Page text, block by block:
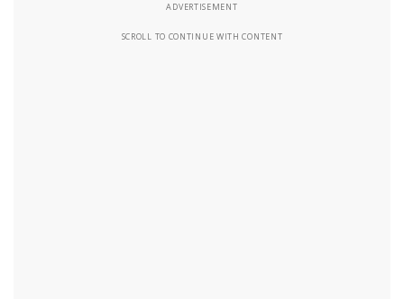
ADVERTISEMENT
SCROLL TO CONTINUE WITH CONTENT